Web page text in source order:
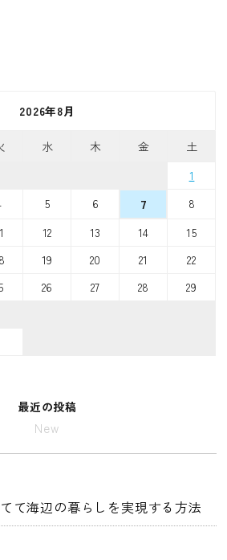
2026年8月
水 木 金 土
1
5 6 7
8
12 13 14
15
19 20 21
22
26 27 28
29
最近の投稿
New
て海辺の暮らしを実現する方法